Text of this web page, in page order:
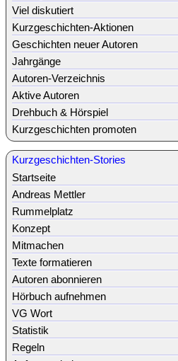
Viel diskutiert
Kurzgeschichten-Aktionen
Geschichten neuer Autoren
Jahrgänge
Autoren-Verzeichnis
Aktive Autoren
Drehbuch & Hörspiel
Kurzgeschichten promoten
Kurzgeschichten-Stories
Startseite
Andreas Mettler
Rummelplatz
Konzept
Mitmachen
Texte formatieren
Autoren abonnieren
Hörbuch aufnehmen
VG Wort
Statistik
Regeln